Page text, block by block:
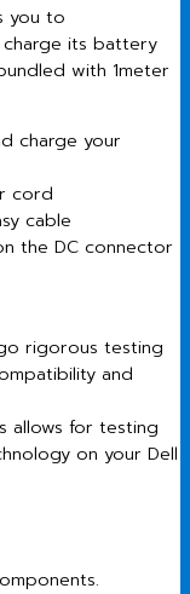
you to
charge its battery
with 1meter
charge your
cord
cable
the DC connector
rigorous testing
and
allows for testing
on your Dell